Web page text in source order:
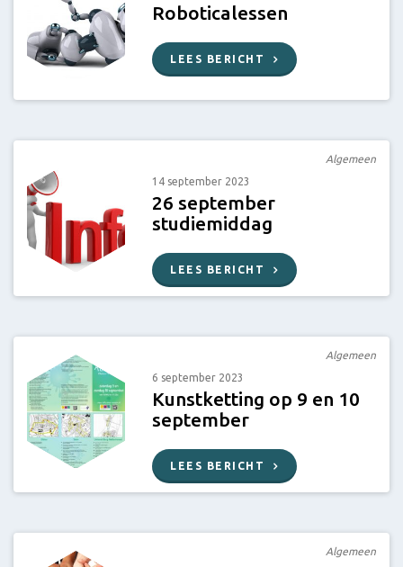
Roboticalessen
LEES BERICHT
Algemeen
14 september 2023
26 september
studiemiddag
LEES BERICHT
Algemeen
6 september 2023
Kunstketting op 9 en 10
september
LEES BERICHT
Algemeen